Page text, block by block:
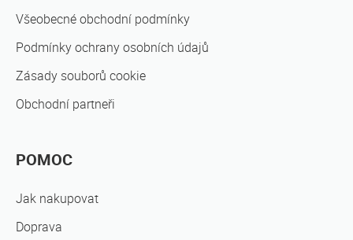
Všeobecné obchodní podmínky
Podmínky ochrany osobních údajů
Zásady souborů cookie
Obchodní partneři
POMOC
Jak nakupovat
Doprava